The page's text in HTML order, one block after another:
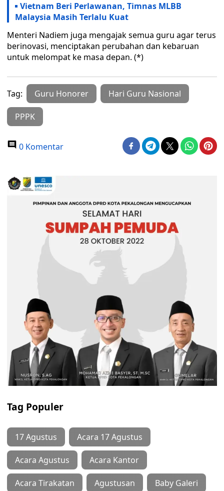
Vietnam Beri Perlawanan, Timnas MLBB
Malaysia Masih Terlalu Kuat
Menteri Nadiem juga mengajak semua guru agar terus
berinovasi, menciptakan perubahan dan kebaruan
untuk melompat ke masa depan. (*)
Tag: Guru Honorer Hari Guru Nasional
PPPK
0 Komentar
Tag Populer
17 Agustus Acara 17 Agustus
Acara Agustus Acara Kantor
Acara Tirakatan Agustusan Baby Galeri